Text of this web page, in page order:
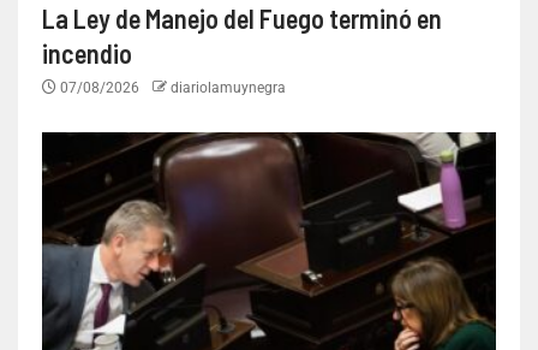
La Ley de Manejo del Fuego terminó en
incendio
07/08/2026 diariolamuynegra